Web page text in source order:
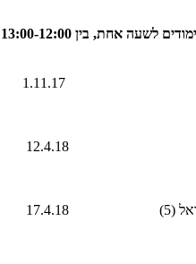
לשעה אחת, בין 13:00-12:00
1.11.17
12.4.18
(5)
17.4.18